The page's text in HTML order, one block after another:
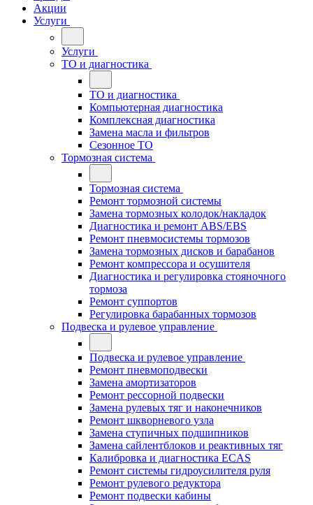
Акции
Услуги
Услуги
ТО и диагностика
ТО и диагностика
Компьютерная диагностика
Комплексная диагностика
Замена масла и фильтров
Сезонное ТО
Тормозная система
Тормозная система
Ремонт тормозной системы
Замена тормозных колодок/накладок
Диагностика и ремонт ABS/EBS
Ремонт пневмосистемы тормозов
Замена тормозных дисков и барабанов
Ремонт компрессора и осушителя
Диагностика и регулировка стояночного
тормоза
Ремонт суппортов
Регулировка барабанных тормозов
Подвеска и рулевое управление
Подвеска и рулевое управление
Ремонт пневмоподвески
Замена амортизаторов
Ремонт рессорной подвески
Замена рулевых тяг и наконечников
Ремонт шкворневого узла
Замена ступичных подшипников
Замена сайлентблоков и реактивных тяг
Калибровка и диагностика ECAS
Ремонт системы гидроусилителя руля
Ремонт рулевого редуктора
Ремонт подвески кабины